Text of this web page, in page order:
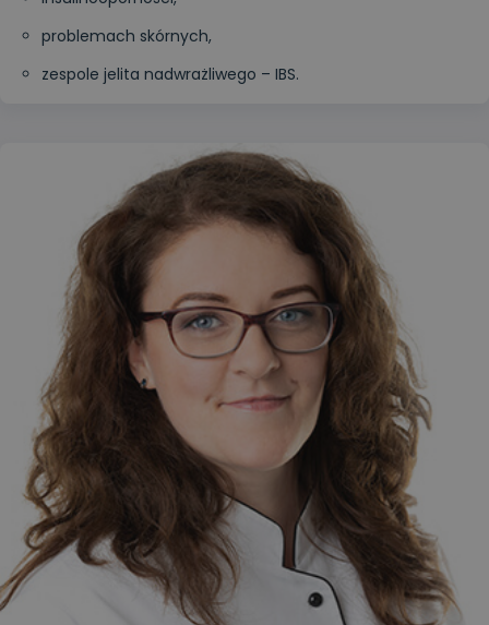
problemach skórnych,
zespole jelita nadwrażliwego – IBS.